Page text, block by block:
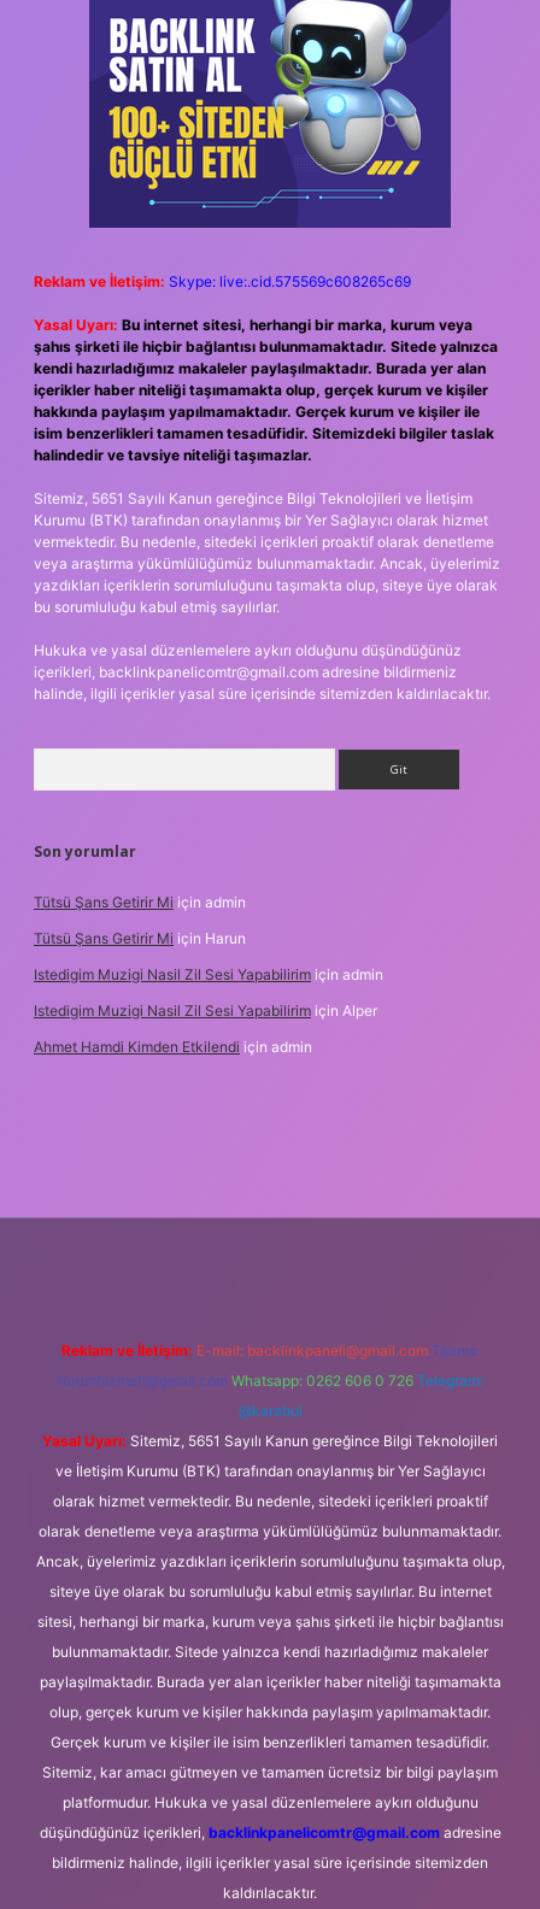
Reklam ve İletişim: Skype: live:.cid.575569c608265c69
Yasal Uyarı: Bu internet sitesi, herhangi bir marka, kurum veya
şahıs şirketi ile hiçbir bağlantısı bulunmamaktadır. Sitede yalnızca
kendi hazırladığımız makaleler paylaşılmaktadır. Burada yer alan
içerikler haber niteliği taşımamakta olup, gerçek kurum ve kişiler
hakkında paylaşım yapılmamaktadır. Gerçek kurum ve kişiler ile
isim benzerlikleri tamamen tesadüfidir. Sitemizdeki bilgiler taslak
halindedir ve tavsiye niteliği taşımazlar.
Sitemiz, 5651 Sayılı Kanun gereğince Bilgi Teknolojileri ve İletişim
Kurumu (BTK) tarafından onaylanmış bir Yer Sağlayıcı olarak hizmet
vermektedir. Bu nedenle, sitedeki içerikleri proaktif olarak denetleme
veya araştırma yükümlülüğümüz bulunmamaktadır. Ancak, üyelerimiz
yazdıkları içeriklerin sorumluluğunu taşımakta olup, siteye üye olarak
bu sorumluluğu kabul etmiş sayılırlar.
Hukuka ve yasal düzenlemelere aykırı olduğunu düşündüğünüz
içerikleri, backlinkpanelicomtr@gmail.com adresine bildirmeniz
halinde, ilgili içerikler yasal süre içerisinde sitemizden kaldırılacaktır.
Son yorumlar
Tütsü Şans Getirir Mi için admin
Tütsü Şans Getirir Mi için Harun
Istedigim Muzigi Nasil Zil Sesi Yapabilirim için admin
Istedigim Muzigi Nasil Zil Sesi Yapabilirim için Alper
Ahmet Hamdi Kimden Etkilendi için admin
Reklam ve İletişim: E-mail: backlinkpaneli@gmail.com Teams:
forumhizmeti@gmail.com Whatsapp: 0262 606 0 726 Telegram:
@karabul
Yasal Uyarı: Sitemiz, 5651 Sayılı Kanun gereğince Bilgi Teknolojileri
ve İletişim Kurumu (BTK) tarafından onaylanmış bir Yer Sağlayıcı
olarak hizmet vermektedir. Bu nedenle, sitedeki içerikleri proaktif
olarak denetleme veya araştırma yükümlülüğümüz bulunmamaktadır.
Ancak, üyelerimiz yazdıkları içeriklerin sorumluluğunu taşımakta olup,
siteye üye olarak bu sorumluluğu kabul etmiş sayılırlar. Bu internet
sitesi, herhangi bir marka, kurum veya şahıs şirketi ile hiçbir bağlantısı
bulunmamaktadır. Sitede yalnızca kendi hazırladığımız makaleler
paylaşılmaktadır. Burada yer alan içerikler haber niteliği taşımamakta
olup, gerçek kurum ve kişiler hakkında paylaşım yapılmamaktadır.
Gerçek kurum ve kişiler ile isim benzerlikleri tamamen tesadüfidir.
Sitemiz, kar amacı gütmeyen ve tamamen ücretsiz bir bilgi paylaşım
platformudur. Hukuka ve yasal düzenlemelere aykırı olduğunu
düşündüğünüz içerikleri, backlinkpanelicomtr@gmail.comadresine
bildirmeniz halinde, ilgili içerikler yasal süre içerisinde sitemizden
kaldırılacaktır.